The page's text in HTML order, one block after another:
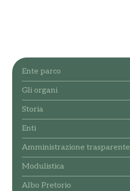
Ente parco
Gli organi
Storia
Enti
Amministrazione trasparente
Modulistica
Albo Pretorio